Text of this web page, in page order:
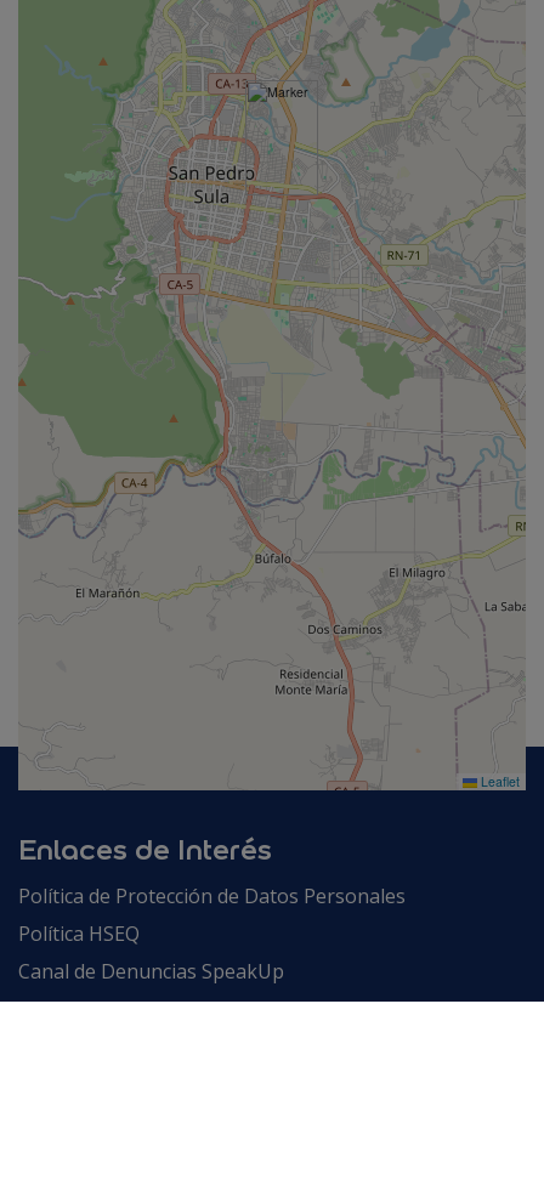
Leaflet
Enlaces de Interés
Política de Protección de Datos Personales
Política HSEQ
Canal de Denuncias SpeakUp
Términos y condiciones de ventas 2025